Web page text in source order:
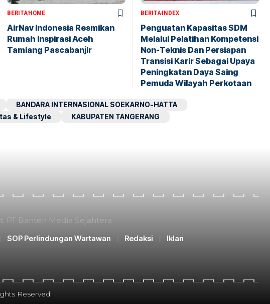
BERITAHOME
AirNav Indonesia Resmikan
Rumah Inspirasi Aceh
Tamiang Pascabanjir
BERITAINDEX
Penguatan Kapasitas SDM
Melalui Pelatihan Kompetensi
Non-Teknis Dan Persiapan
Transisi Karir Sebagai Upaya
Peningkatan Daya Saing
Pemuda Wilayah Perkotaan
BANDARA INTERNASIONAL SOEKARNO-HATTA
& Lifestyle KABUPATEN TANGERANG
PT Banten Media Sejahtera
SOP Perlindungan Wartawan Redaksi Iklan
Reserved.